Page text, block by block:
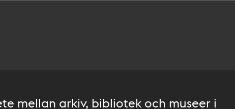
mellan arkiv, bibliotek och museer i